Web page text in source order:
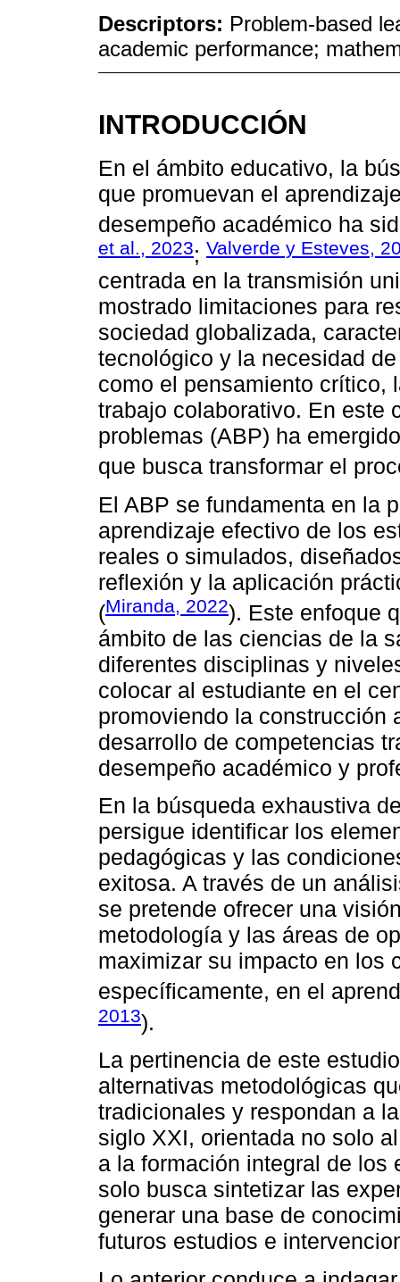
Descriptors: Problem-based
academic performance;
INTRODUCCIÓN
En el ámbito educativo, la
que promuevan el
desempeño académico ha
et al., 2023; Valverde y Esteves,
centrada en la transmisión
mostrado limitaciones para
sociedad globalizada,
tecnológico y la necesidad
como el pensamiento crítico,
trabajo colaborativo. En este
problemas (ABP) ha
que busca transformar el
El ABP se fundamenta en la
aprendizaje efectivo de los
reales o simulados,
reflexión y la aplicación
(Miranda, 2022). Este enfoque
ámbito de las ciencias de la
diferentes disciplinas y
colocar al estudiante en el
promoviendo la construcción
desarrollo de competencias
desempeño académico y
En la búsqueda exhaustiva
persigue identificar los
pedagógicas y las
exitosa. A través de un
se pretende ofrecer una
metodología y las áreas de
maximizar su impacto en los
específicamente, en el
2013).
La pertinencia de este
alternativas metodológicas
tradicionales y respondan a
siglo XXI, orientada no solo
a la formación integral de los
solo busca sintetizar las
generar una base de
futuros estudios e